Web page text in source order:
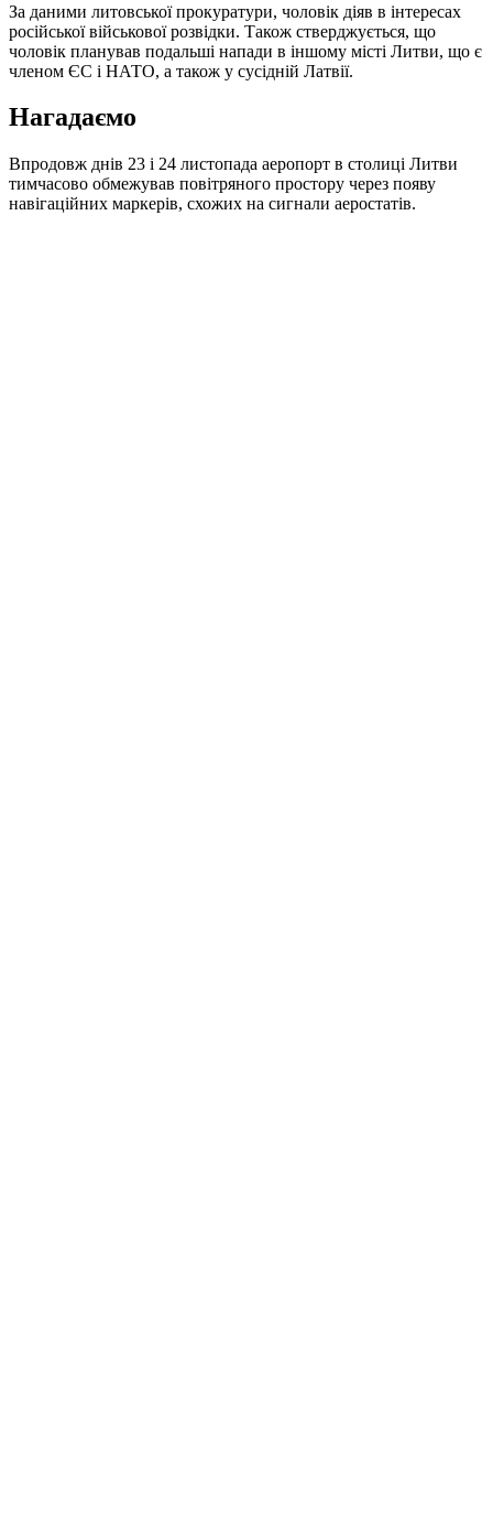
За даними литовської прокуратури, чоловік діяв в інтересах
російської військової розвідки. Також стверджується, що
чоловік планував подальші напади в іншому місті Литви, що є
членом ЄС і НАТО, а також у сусідній Латвії.
Нагадаємо
Впродовж днів 23 і 24 листопада аеропорт в столиці Литви
тимчасово обмежував повітряного простору через появу
навігаційних маркерів, схожих на сигнали аеростатів.